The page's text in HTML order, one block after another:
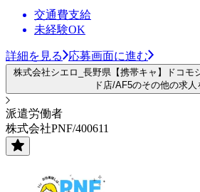
交通費支給
未経験OK
詳細を見る 応募画面に進む
株式会社シエロ_長野県【携帯キャ】ドコモ
ド店/AF5のその他の求人
派遣労働者
株式会社PNF/400611